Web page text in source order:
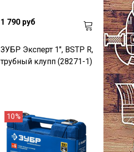
1 790 руб
ЗУБР Эксперт 1", BSTP R,
трубный клупп (28271-1)
10%